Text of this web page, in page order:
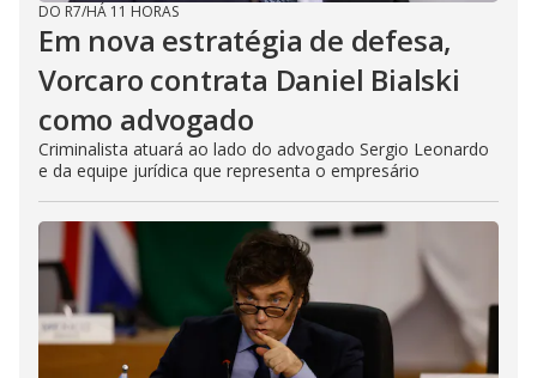
DO R7/HÁ 11 HORAS
Em nova estratégia de defesa,
Vorcaro contrata Daniel Bialski
como advogado
Criminalista atuará ao lado do advogado Sergio Leonardo
e da equipe jurídica que representa o empresário